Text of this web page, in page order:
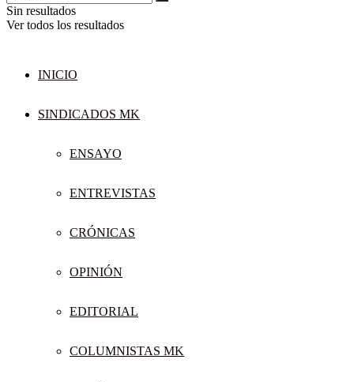
Sin resultados
Ver todos los resultados
INICIO
SINDICADOS MK
ENSAYO
ENTREVISTAS
CRÓNICAS
OPINIÓN
EDITORIAL
COLUMNISTAS MK